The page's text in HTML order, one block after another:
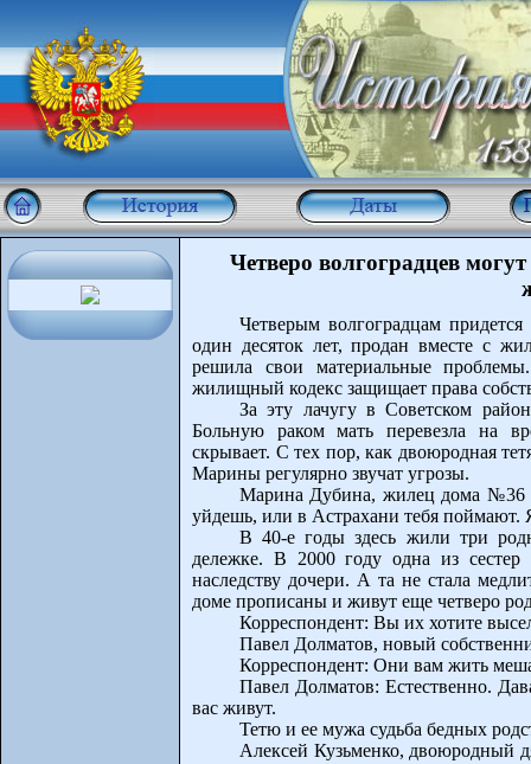
Четверо волгоградцев
Четверым волгоградцам
один десяток лет, продан вместе с
решила свои материальные
жилищный кодекс защищает права
За эту лачугу в Советском
Больную раком мать перевезла на
скрывает. С тех пор, как двоюродная
Марины регулярно звучат угрозы.
Марина Дубина, жилец дома №36
уйдешь, или в Астрахани тебя поймают.
В 40-е годы здесь жили три
дележке. В 2000 году одна из сестер
наследству дочери. А та не стала
доме прописаны и живут еще четверо
Корреспондент: Вы их хотите
Павел Долматов, новый
Корреспондент: Они вам жить
Павел Долматов: Естественно.
вас живут.
Тетю и ее мужа судьба бедных
Алексей Кузьменко, двоюродный